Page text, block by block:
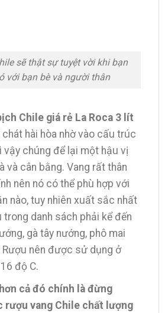
sẽ thật sự tuyệt vời khi bạn
với bạn bè và người thân
Chile giá rẻ La Roca 3 lít
hài hòa nhờ vào cấu trúc
vậy chúng để lại một hậu vị
và cân bằng. Vang rất thân
nên nó có thể phù hợp với
nào, tuy nhiên xuất sắc nhất
danh sách phải kể đến
gà tây nướng, phô mai
Rượu nên được sử dụng ở
độ C.
cả đó chính là đừng
rượu vang Chile chất lượng